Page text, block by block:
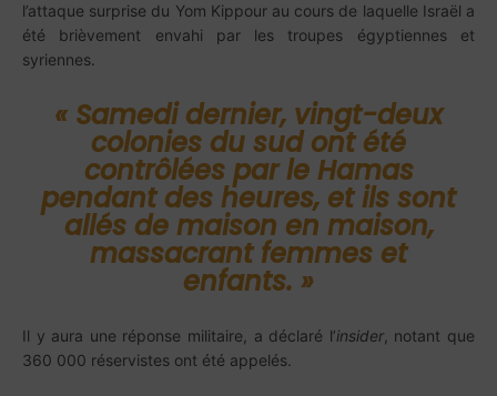
l’attaque surprise du Yom Kippour au cours de laquelle Israël a
été brièvement envahi par les troupes égyptiennes et
syriennes.
« Samedi dernier, vingt-deux
colonies du sud ont été
contrôlées par le Hamas
pendant des heures, et ils sont
allés de maison en maison,
massacrant femmes et
enfants. »
Il y aura une réponse militaire, a déclaré l’insider, notant que
360 000 réservistes ont été appelés.